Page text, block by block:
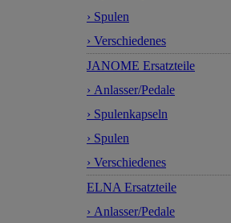
› Spulen
› Verschiedenes
JANOME Ersatzteile
› Anlasser/Pedale
› Spulenkapseln
› Spulen
› Verschiedenes
ELNA Ersatzteile
› Anlasser/Pedale